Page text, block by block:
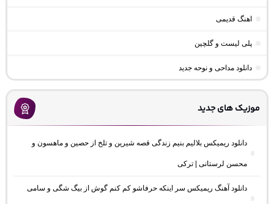
اهنگ قدیمی
پلی لیست و گلچین
دانلود مداحی و نوحه جدید
موزیک های جدید
دانلود ریمیکس بلالیم بنیم زندگی قصه شیرین و تلخ از حصین و ماهسون و
محسن لرستانی | ترکی
دانلود آهنگ ریمیکس سر اینکه حرفاشو کم کنم گوش از بیگ شگی و سامی